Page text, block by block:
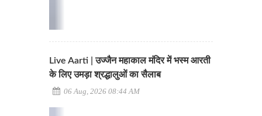
Live Aarti | उज्जैन महाकाल मंदिर में भस्म आरती
के लिए उमड़ा श्रद्धालुओं का सैलाब
06 Aug, 2026 08:44 AM